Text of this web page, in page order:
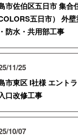
市佐伯区五日市 集合
COLORS五日市） 外
防水・共用部工事
11/25
市東区 I社様 エント
口改修工事
10/07